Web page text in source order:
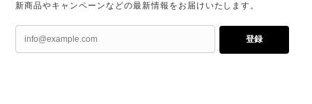
新商品やキャンペーンなどの最新情報をお届けいたします。
登録